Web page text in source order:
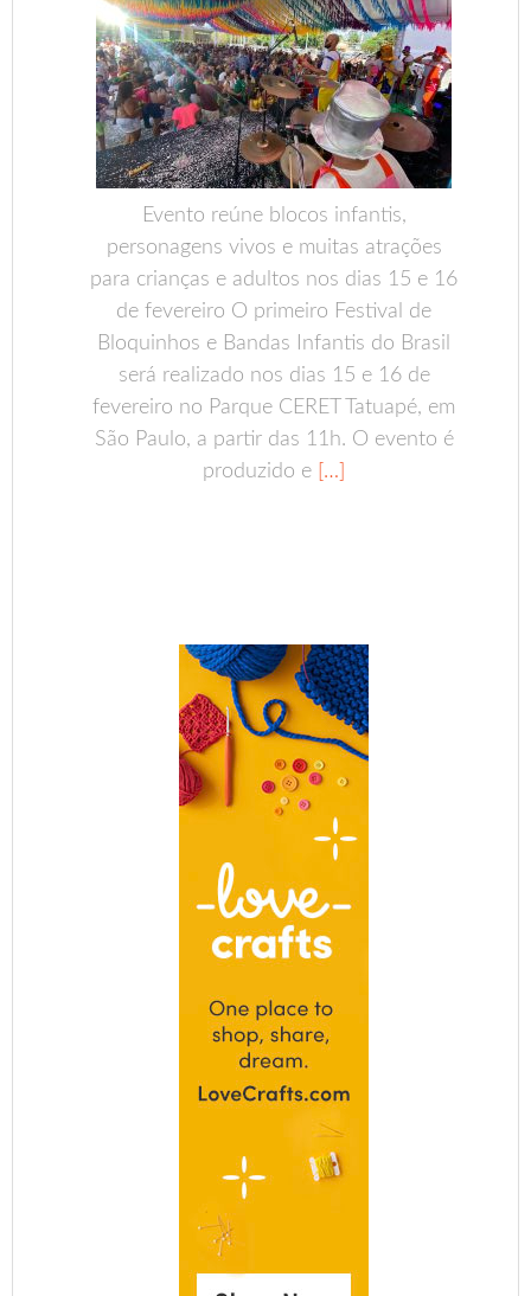
Evento reúne blocos infantis,
personagens vivos e muitas atrações
para crianças e adultos nos dias 15 e 16
de fevereiro O primeiro Festival de
Bloquinhos e Bandas Infantis do Brasil
será realizado nos dias 15 e 16 de
fevereiro no Parque CERET Tatuapé, em
São Paulo, a partir das 11h. O evento é
produzido e […]